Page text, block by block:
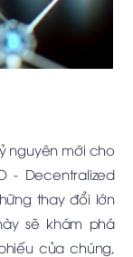
nguyên mới cho
- Decentralized
thay đổi lớn
sẽ khám phá
của chúng,